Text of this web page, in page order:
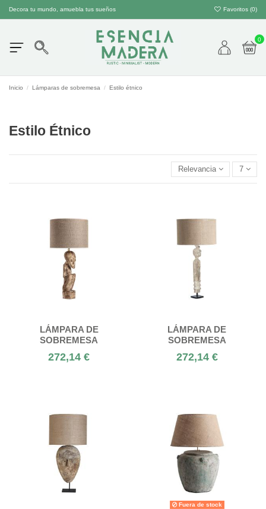
Decora tu mundo, amuebla tus sueños Favoritos (0)
0
Inicio Lámparas de sobremesa Estilo étnico
Estilo Étnico
Relevancia 7
LÁMPARA DE
SOBREMESA
272,14 €
LÁMPARA DE
SOBREMESA
272,14 €
Fuera de stock